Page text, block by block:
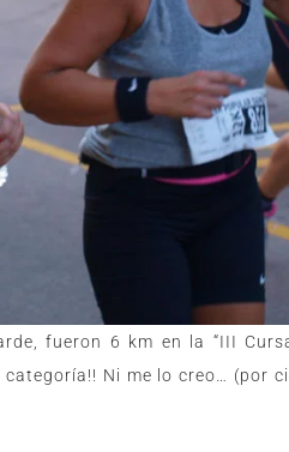
fueron 6 km en la “III
Ni me lo creo… (por